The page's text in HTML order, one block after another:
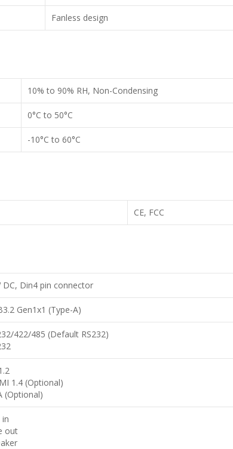
Fanless design
10% to 90% RH, Non-Condensing
0°C to 50°C
-10°C to 60°C
CE, FCC
DC, Din4 pin connector
Gen1x1 (Type-A)
422/485 (Default RS232)
1.4 (Optional)
(Optional)
in
out